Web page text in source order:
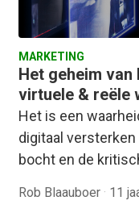
MARKETING
Het geheim van
virtuele & reële
Het is een
digitaal versterken
bocht en de
Rob Blaauboer · 11